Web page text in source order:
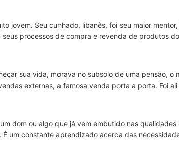
jovem. Seu cunhado, libanês, foi seu maior
processos de compra e revenda de produtos
sua vida, morava no subsolo de uma pensão, o
externas, a famosa venda porta a porta. Foi
dom ou algo que já vem embutido nas qualidades
um constante aprendizado acerca das